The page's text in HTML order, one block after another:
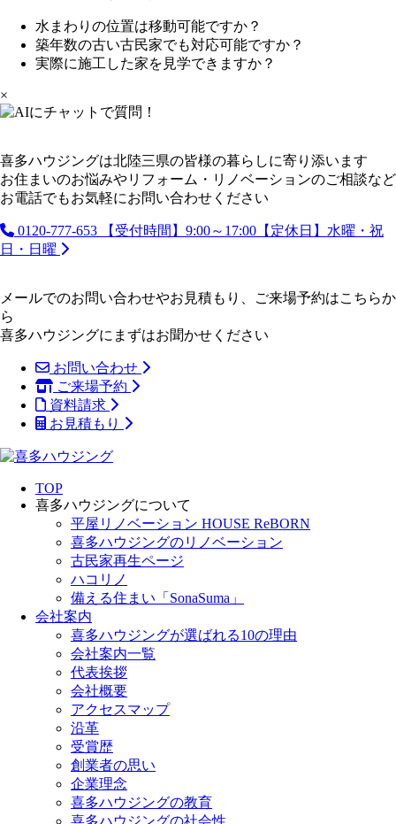
水まわりの位置は移動可能ですか？
築年数の古い古民家でも対応可能ですか？
実際に施工した家を見学できますか？
×
喜多ハウジングは北陸三県の皆様の暮らしに寄り添います
お住まいのお悩みやリフォーム・リノベーションのご相談など
お電話でもお気軽にお問い合わせください
0120-777-653
【受付時間】9:00～17:00【定休日】水曜・祝
日・日曜
メールでのお問い合わせやお見積もり、ご来場予約はこちらか
ら
喜多ハウジングにまずはお聞かせください
お問い合わせ
ご来場予約
資料請求
お見積もり
TOP
喜多ハウジングについて
平屋リノベーション HOUSE ReBORN
喜多ハウジングのリノベーション
古民家再生ページ
ハコリノ
備える住まい「SonaSuma」
会社案内
喜多ハウジングが選ばれる10の理由
会社案内一覧
代表挨拶
会社概要
アクセスマップ
沿革
受賞歴
創業者の思い
企業理念
喜多ハウジングの教育
喜多ハウジングの社会性